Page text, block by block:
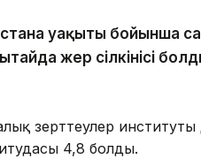
уақыты бойынша
жер сілкінісі
зерттеулер
4,8 болды.